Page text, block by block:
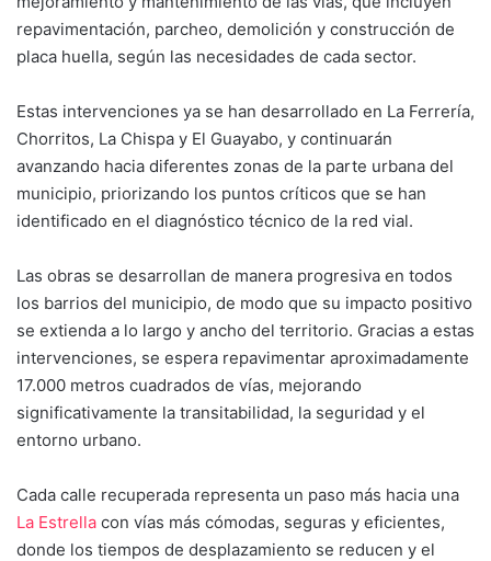
repavimentación, parcheo, demolición y construcción de
placa huella, según las necesidades de cada sector.
Estas intervenciones ya se han desarrollado en La Ferrería,
Chorritos, La Chispa y El Guayabo, y continuarán
avanzando hacia diferentes zonas de la parte urbana del
municipio, priorizando los puntos críticos que se han
identificado en el diagnóstico técnico de la red vial.
Las obras se desarrollan de manera progresiva en todos
los barrios del municipio, de modo que su impacto positivo
se extienda a lo largo y ancho del territorio. Gracias a estas
intervenciones, se espera repavimentar aproximadamente
17.000 metros cuadrados de vías, mejorando
significativamente la transitabilidad, la seguridad y el
entorno urbano.
Cada calle recuperada representa un paso más hacia una
La Estrella con vías más cómodas, seguras y eficientes,
donde los tiempos de desplazamiento se reducen y el